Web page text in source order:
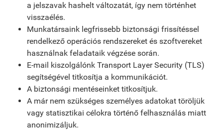
a jelszavak hashelt változatát, így nem történhet
visszaélés.
Munkatársaink legfrissebb biztonsági frissítéssel
rendelkező operációs rendszereket és szoftvereket
használnak feladataik végzése során.
E-mail kiszolgálónk Transport Layer Security (TLS)
segítségével titkosítja a kommunikációt.
A biztonsági mentéseinket titkosítjuk.
A már nem szükséges személyes adatokat töröljük
vagy statisztikai célokra történő felhasználás miatt
anonimizáljuk.